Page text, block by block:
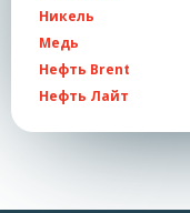
Никель
Медь
Нефть Brent
Нефть Лайт